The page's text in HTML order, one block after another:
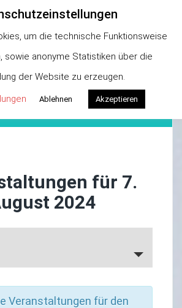
Büchner
für 7.
2024
Veranstaltungen für den
um die technische Funktionsweise
sowie anonyme Statistiken über die
der Website zu erzeugen.
Ablehnen Akzeptieren